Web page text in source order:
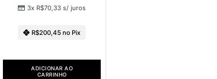
3x R$70,33s/ juros
R$200,45 no Pix
ADICIONAR AO
CARRINHO